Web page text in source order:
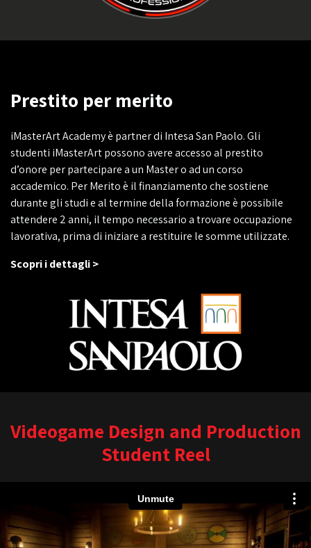
Prestito per merito
iMasterArt Academy è partner di Intesa San Paolo. Gli
studenti iMasterArt possono avere accesso al prestito
d’onore per partecipare a un Master o ad un corso
accademico. Per Merito è il finanziamento che sostiene
durante gli studi e al termine della formazione è possibile
attendere 2 anni, il tempo necessario a trovare occupazione
lavorativa, prima di iniziare a restituire le somme utilizzate.
Scopri i dettagli >
Videogame Design and Production
Student Reel